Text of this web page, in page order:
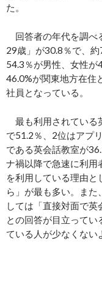
た。
回答者の年代を調べ
29歳」が30.8％で、約
54.3％が男性、女性が
46.0%が関東地方在住
社員となっている。
最も利用されている
で51.2％、2位はアプ
である英会話教室が
ナ禍以降で急速に利用
を利用している理由
ら」が最も多い。また
しては「直接対面で英
との回答が目立ってい
ている人が少なくない